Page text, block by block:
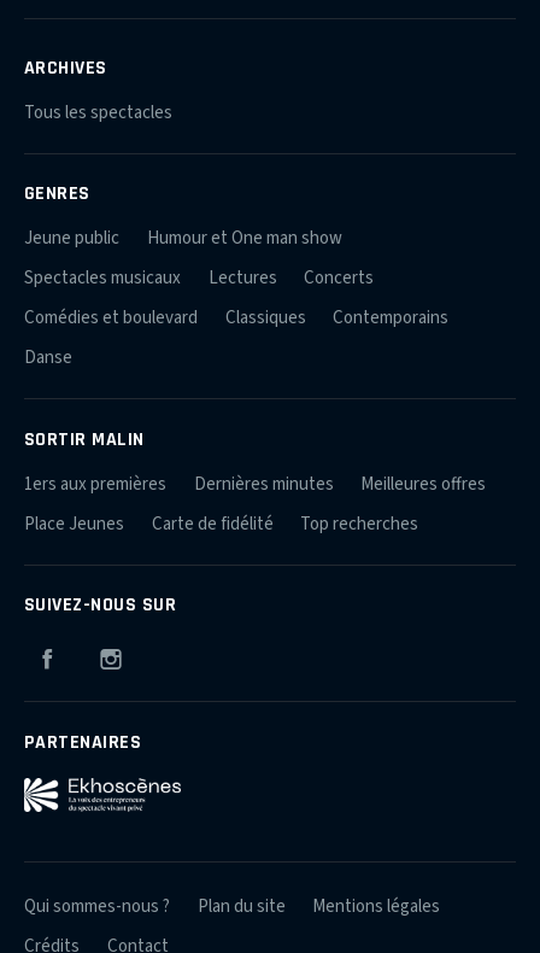
ARCHIVES
Tous les spectacles
GENRES
Jeune public
Humour et One man show
Spectacles musicaux
Lectures
Concerts
Comédies et boulevard
Classiques
Contemporains
Danse
SORTIR MALIN
1ers aux premières Dernières minutes
Meilleures offres
Place Jeunes
Carte de fidélité Top recherches
SUIVEZ-NOUS SUR
Facebook
PARTENAIRES
Qui sommes-nous ? Plan du site
Mentions légales
Crédits
Contact